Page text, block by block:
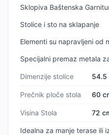
Sklopiva Baštenska
Stolice i sto na sklapanje
Elementi su napravljeni od
Specijalni premaz metala
Dimenzije stolice 54.5
Prečnik ploče stola 60
Visina Stola 72
Idealna za manje terase ili